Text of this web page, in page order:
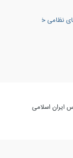
نظامی خارجی
اسلامی